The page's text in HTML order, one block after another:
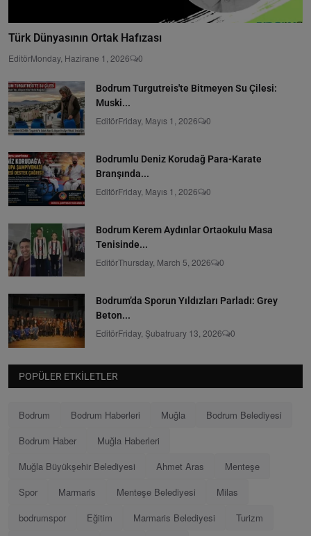
Türk Dünyasının Ortak Hafızası
EditörMonday, Hazirane 1, 2026 0
Bodrum Turgutreis'te Bitmeyen Su Çilesi:
Muski...
EditörFriday, Mayıs 1, 2026 0
Bodrumlu Deniz Korudağ Para-Karate
Branşında...
EditörFriday, Mayıs 1, 2026 0
Bodrum Kerem Aydınlar Ortaokulu Masa
Tenisinde...
EditörThursday, March 5, 2026 0
Bodrum’da Sporun Yıldızları Parladı: Grey
Beton...
EditörFriday, Şubatruary 13, 2026 0
POPÜLER ETKILETLER
Bodrum Bodrum Haberleri Muğla
Bodrum Belediyesi
Bodrum Haber
Muğla Haberleri
Muğla Büyükşehir Belediyesi
Ahmet Aras
Menteşe
Spor
Marmaris Menteşe Belediyesi
Milas
bodrumspor
Eğitim Marmaris Belediyesi
Turizm